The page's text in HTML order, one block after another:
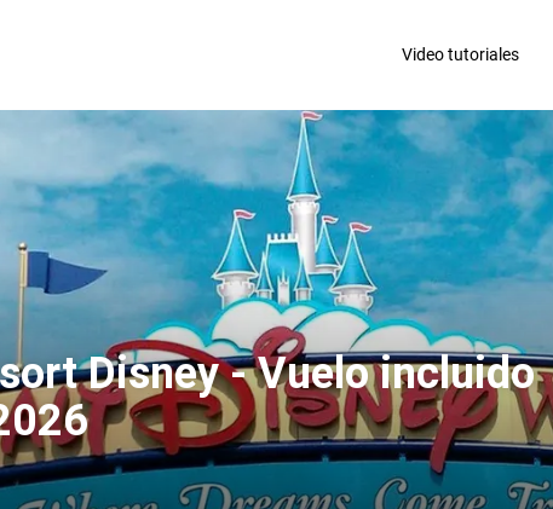
Video tutoriales
Disney - Vuelo incluido